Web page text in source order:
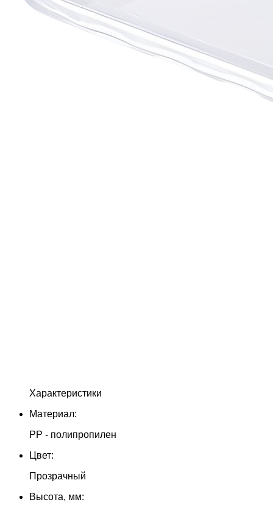
Характеристики
Материал:
PP - полипропилен
Цвет:
Прозрачный
Высота, мм: